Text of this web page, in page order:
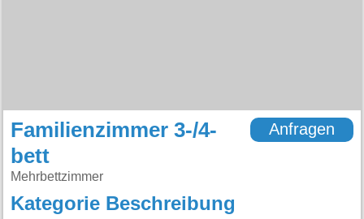
Familienzimmer 3-/4-
bett
Mehrbettzimmer
Anfragen
Kategorie Beschreibung